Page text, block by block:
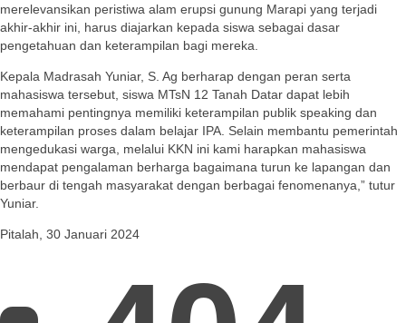
merelevansikan peristiwa alam erupsi gunung Marapi yang terjadi
akhir-akhir ini, harus diajarkan kepada siswa sebagai dasar
pengetahuan dan keterampilan bagi mereka.
Kepala Madrasah Yuniar, S. Ag berharap dengan peran serta
mahasiswa tersebut, siswa MTsN 12 Tanah Datar dapat lebih
memahami pentingnya memiliki keterampilan publik speaking dan
keterampilan proses dalam belajar IPA. Selain membantu pemerintah
mengedukasi warga, melalui KKN ini kami harapkan mahasiswa
mendapat pengalaman berharga bagaimana turun ke lapangan dan
berbaur di tengah masyarakat dengan berbagai fenomenanya,” tutur
Yuniar.
Pitalah, 30 Januari 2024